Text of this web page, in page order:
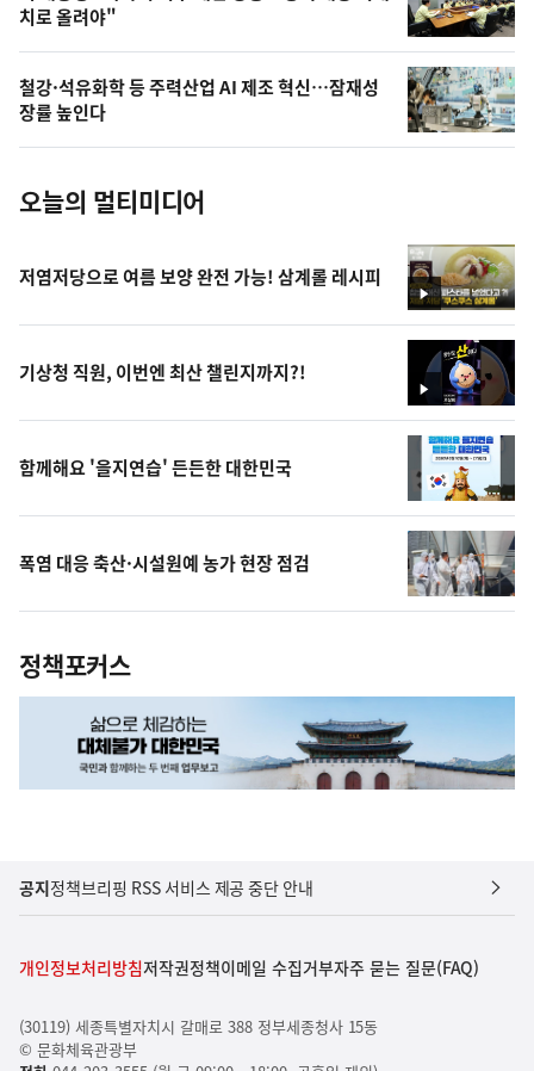
늘
의
사
진
치로 올려야"
철강·석유화학 등 주력산업 AI 제조 혁신…잠재성
장률 높인다
오늘의 멀티미디어
영
상
저염저당으로 여름 보양 완전 가능! 삼계롤 레시피
영
상
기상청 직원, 이번엔 최산 챌린지까지?!
함께해요 '을지연습' 든든한 대한민국
폭염 대응 축산·시설원예 농가 현장 점검
정책포커스
공지정책브리핑 RSS 서비스 제공 중단 안내
개인정보처리방침저작권정책이메일 수집거부자주 묻는 질문(FAQ)
(30119) 세종특별자치시 갈매로 388 정부세종청사 15동
© 문화체육관광부